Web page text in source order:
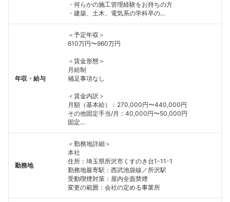
・何らかの施工管理経験をお持ちの方
・建築、土木、電気系の学科卒の...
年収・給与
＜予定年収＞
610万円〜960万円
＜賃金形態＞
月給制
補足事項なし
＜賃金内訳＞
月額（基本給）：270,000円〜440,000円
その他固定手当/月：40,000円〜50,000円
固定...
勤務地
＜勤務地詳細＞
本社
住所：埼玉県所沢市くすのき台1-11-1
勤務地最寄駅：西武池袋線／所沢駅
受動喫煙対策：屋内全面禁煙
変更の範囲：会社の定める事業所